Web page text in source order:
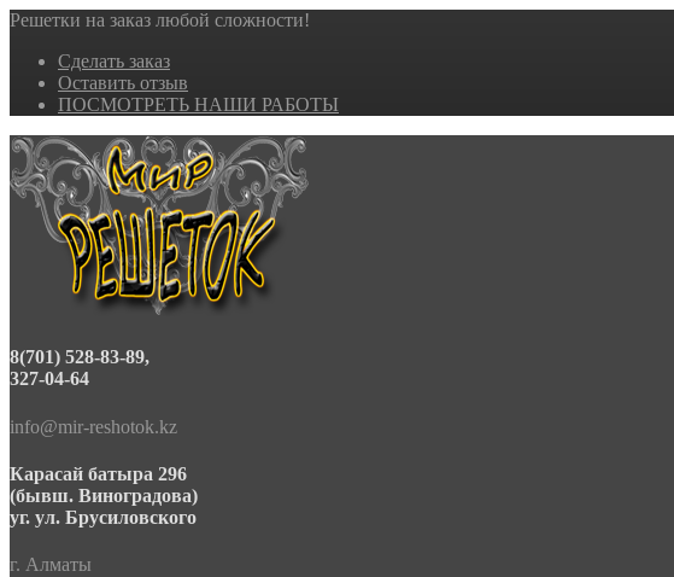
Решетки на заказ любой сложности!
Сделать заказ
Оставить отзыв
ПОСМОТРЕТЬ НАШИ РАБОТЫ
8(701) 528-83-89,
327-04-64
info@mir-reshotok.kz
Карасай батыра 296
(бывш. Виноградова)
уг. ул. Брусиловского
г. Алматы